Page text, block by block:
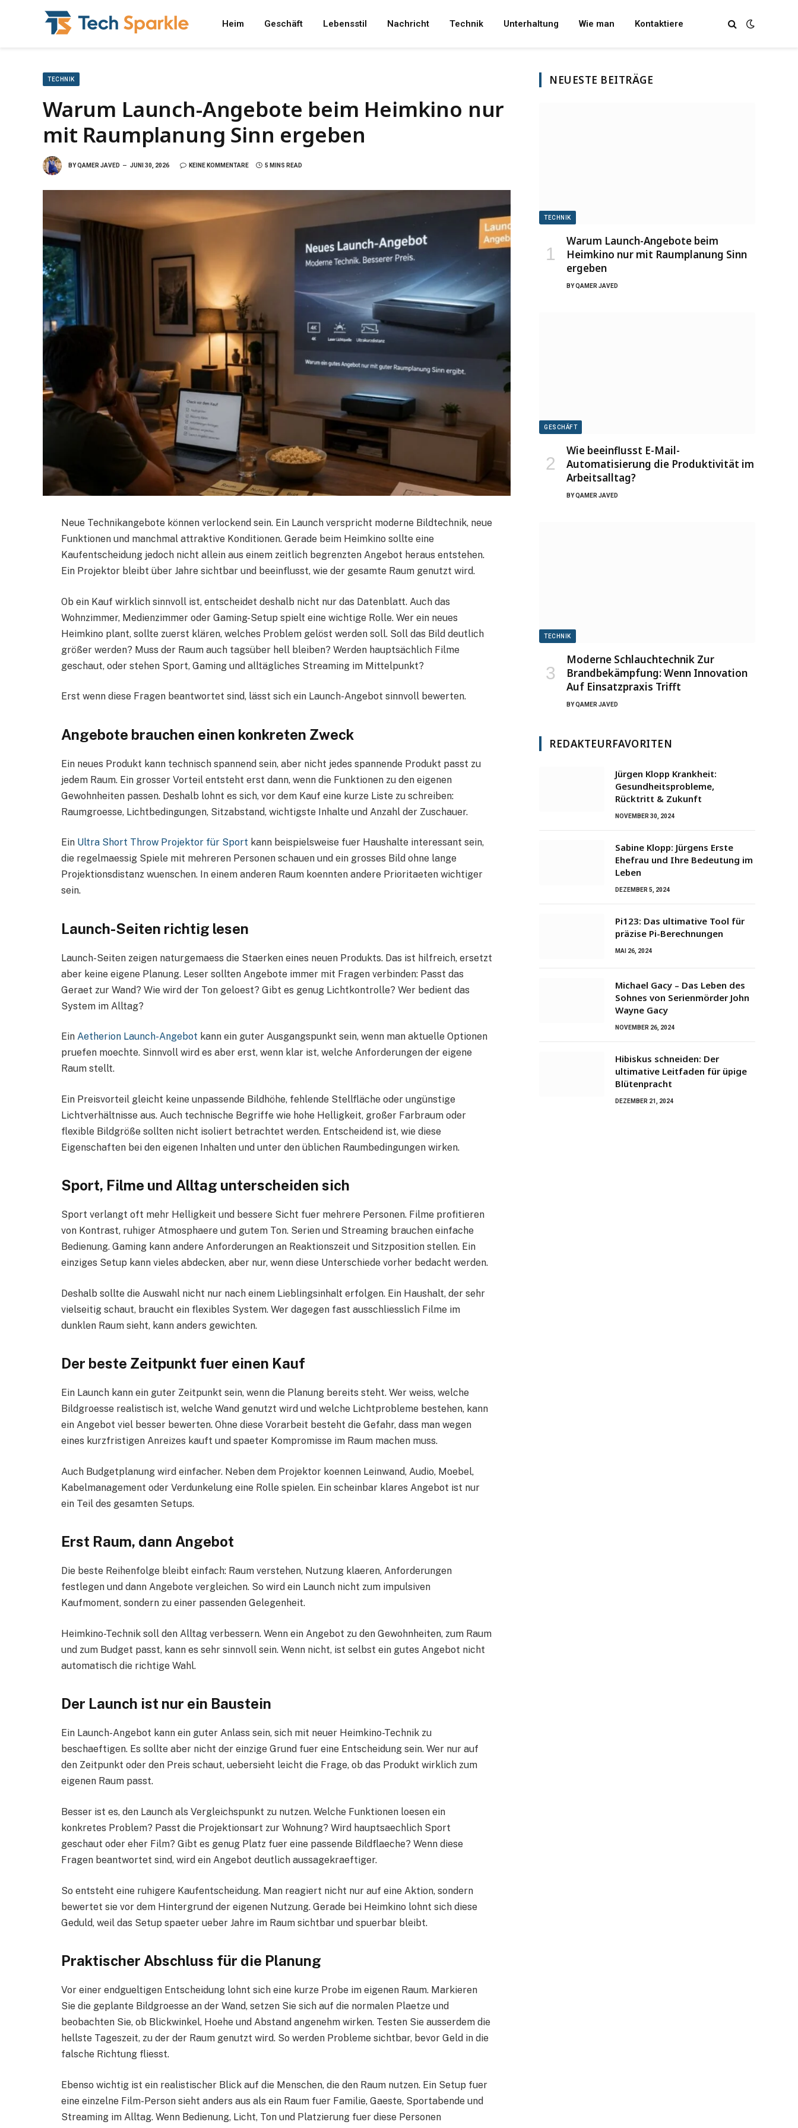
Heim Geschäft Lebensstil Nachricht Technik Unterhaltung Wie man Kontaktiere
TECHNIK
Warum Launch-Angebote beim Heimkino nur
mit Raumplanung Sinn ergeben
BYQAMER JAVED JUNI 30, 2026 KEINE KOMMENTARE 5 MINS READ
Neue Technikangebote können verlockend sein. Ein Launch verspricht moderne Bildtechnik, neue
Funktionen und manchmal attraktive Konditionen. Gerade beim Heimkino sollte eine
Kaufentscheidung jedoch nicht allein aus einem zeitlich begrenzten Angebot heraus entstehen.
Ein Projektor bleibt über Jahre sichtbar und beeinflusst, wie der gesamte Raum genutzt wird.
Ob ein Kauf wirklich sinnvoll ist, entscheidet deshalb nicht nur das Datenblatt. Auch das
Wohnzimmer, Medienzimmer oder Gaming-Setup spielt eine wichtige Rolle. Wer ein neues
Heimkino plant, sollte zuerst klären, welches Problem gelöst werden soll. Soll das Bild deutlich
größer werden? Muss der Raum auch tagsüber hell bleiben? Werden hauptsächlich Filme
geschaut, oder stehen Sport, Gaming und alltägliches Streaming im Mittelpunkt?
Erst wenn diese Fragen beantwortet sind, lässt sich ein Launch-Angebot sinnvoll bewerten.
Angebote brauchen einen konkreten Zweck
Ein neues Produkt kann technisch spannend sein, aber nicht jedes spannende Produkt passt zu
jedem Raum. Ein grosser Vorteil entsteht erst dann, wenn die Funktionen zu den eigenen
Gewohnheiten passen. Deshalb lohnt es sich, vor dem Kauf eine kurze Liste zu schreiben:
Raumgroesse, Lichtbedingungen, Sitzabstand, wichtigste Inhalte und Anzahl der Zuschauer.
Ein Ultra Short Throw Projektor für Sport kann beispielsweise fuer Haushalte interessant sein,
die regelmaessig Spiele mit mehreren Personen schauen und ein grosses Bild ohne lange
Projektionsdistanz wuenschen. In einem anderen Raum koennten andere Prioritaeten wichtiger
sein.
Launch-Seiten richtig lesen
Launch-Seiten zeigen naturgemaess die Staerken eines neuen Produkts. Das ist hilfreich, ersetzt
aber keine eigene Planung. Leser sollten Angebote immer mit Fragen verbinden: Passt das
Geraet zur Wand? Wie wird der Ton geloest? Gibt es genug Lichtkontrolle? Wer bedient das
System im Alltag?
Ein Aetherion Launch-Angebot kann ein guter Ausgangspunkt sein, wenn man aktuelle Optionen
pruefen moechte. Sinnvoll wird es aber erst, wenn klar ist, welche Anforderungen der eigene
Raum stellt.
Ein Preisvorteil gleicht keine unpassende Bildhöhe, fehlende Stellfläche oder ungünstige
Lichtverhältnisse aus. Auch technische Begriffe wie hohe Helligkeit, großer Farbraum oder
flexible Bildgröße sollten nicht isoliert betrachtet werden. Entscheidend ist, wie diese
Eigenschaften bei den eigenen Inhalten und unter den üblichen Raumbedingungen wirken.
Sport, Filme und Alltag unterscheiden sich
Sport verlangt oft mehr Helligkeit und bessere Sicht fuer mehrere Personen. Filme profitieren
von Kontrast, ruhiger Atmosphaere und gutem Ton. Serien und Streaming brauchen einfache
Bedienung. Gaming kann andere Anforderungen an Reaktionszeit und Sitzposition stellen. Ein
einziges Setup kann vieles abdecken, aber nur, wenn diese Unterschiede vorher bedacht werden.
Deshalb sollte die Auswahl nicht nur nach einem Lieblingsinhalt erfolgen. Ein Haushalt, der sehr
vielseitig schaut, braucht ein flexibles System. Wer dagegen fast ausschliesslich Filme im
dunklen Raum sieht, kann anders gewichten.
Der beste Zeitpunkt fuer einen Kauf
Ein Launch kann ein guter Zeitpunkt sein, wenn die Planung bereits steht. Wer weiss, welche
Bildgroesse realistisch ist, welche Wand genutzt wird und welche Lichtprobleme bestehen, kann
ein Angebot viel besser bewerten. Ohne diese Vorarbeit besteht die Gefahr, dass man wegen
eines kurzfristigen Anreizes kauft und spaeter Kompromisse im Raum machen muss.
Auch Budgetplanung wird einfacher. Neben dem Projektor koennen Leinwand, Audio, Moebel,
Kabelmanagement oder Verdunkelung eine Rolle spielen. Ein scheinbar klares Angebot ist nur
ein Teil des gesamten Setups.
Erst Raum, dann Angebot
Die beste Reihenfolge bleibt einfach: Raum verstehen, Nutzung klaeren, Anforderungen
festlegen und dann Angebote vergleichen. So wird ein Launch nicht zum impulsiven
Kaufmoment, sondern zu einer passenden Gelegenheit.
Heimkino-Technik soll den Alltag verbessern. Wenn ein Angebot zu den Gewohnheiten, zum Raum
und zum Budget passt, kann es sehr sinnvoll sein. Wenn nicht, ist selbst ein gutes Angebot nicht
automatisch die richtige Wahl.
Der Launch ist nur ein Baustein
Ein Launch-Angebot kann ein guter Anlass sein, sich mit neuer Heimkino-Technik zu
beschaeftigen. Es sollte aber nicht der einzige Grund fuer eine Entscheidung sein. Wer nur auf
den Zeitpunkt oder den Preis schaut, uebersieht leicht die Frage, ob das Produkt wirklich zum
eigenen Raum passt.
Besser ist es, den Launch als Vergleichspunkt zu nutzen. Welche Funktionen loesen ein
konkretes Problem? Passt die Projektionsart zur Wohnung? Wird hauptsaechlich Sport
geschaut oder eher Film? Gibt es genug Platz fuer eine passende Bildflaeche? Wenn diese
Fragen beantwortet sind, wird ein Angebot deutlich aussagekraeftiger.
So entsteht eine ruhigere Kaufentscheidung. Man reagiert nicht nur auf eine Aktion, sondern
bewertet sie vor dem Hintergrund der eigenen Nutzung. Gerade bei Heimkino lohnt sich diese
Geduld, weil das Setup spaeter ueber Jahre im Raum sichtbar und spuerbar bleibt.
Praktischer Abschluss für die Planung
Vor einer endgueltigen Entscheidung lohnt sich eine kurze Probe im eigenen Raum. Markieren
Sie die geplante Bildgroesse an der Wand, setzen Sie sich auf die normalen Plaetze und
beobachten Sie, ob Blickwinkel, Hoehe und Abstand angenehm wirken. Testen Sie ausserdem die
hellste Tageszeit, zu der der Raum genutzt wird. So werden Probleme sichtbar, bevor Geld in die
falsche Richtung fliesst.
Ebenso wichtig ist ein realistischer Blick auf die Menschen, die den Raum nutzen. Ein Setup fuer
eine einzelne Film-Person sieht anders aus als ein Raum fuer Familie, Gaeste, Sportabende und
Streaming im Alltag. Wenn Bedienung, Licht, Ton und Platzierung fuer diese Personen
NEUESTE BEITRÄGE
TECHNIK
Warum Launch-Angebote beim
Heimkino nur mit Raumplanung Sinn
ergeben
BYQAMER JAVED
GESCHÄFT
Wie beeinflusst E-Mail-
Automatisierung die Produktivität im
Arbeitsalltag?
BYQAMER JAVED
TECHNIK
Moderne Schlauchtechnik Zur
Brandbekämpfung: Wenn Innovation
Auf Einsatzpraxis Trifft
BYQAMER JAVED
REDAKTEURFAVORITEN
Jürgen Klopp Krankheit:
Gesundheitsprobleme,
Rücktritt & Zukunft
NOVEMBER 30, 2024
Sabine Klopp: Jürgens Erste
Ehefrau und Ihre Bedeutung im
Leben
DEZEMBER 5, 2024
Pi123: Das ultimative Tool für
präzise Pi-Berechnungen
MAI 26, 2024
Michael Gacy – Das Leben des
Sohnes von Serienmörder John
Wayne Gacy
NOVEMBER 26, 2024
Hibiskus schneiden: Der
ultimative Leitfaden für üpige
Blütenpracht
DEZEMBER 21, 2024